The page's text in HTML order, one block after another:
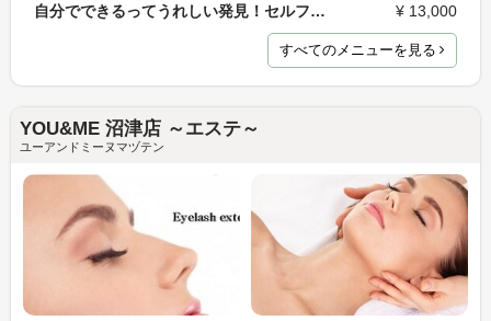
自分でできるってうれしい発見！セルフ脱毛
¥ 13,000
すべてのメニューを見る
YOU&ME 沼津店 ～エステ～
ユーアンドミーヌマヅテン